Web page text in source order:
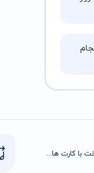
پرداخت با کارت های عضو شتاب